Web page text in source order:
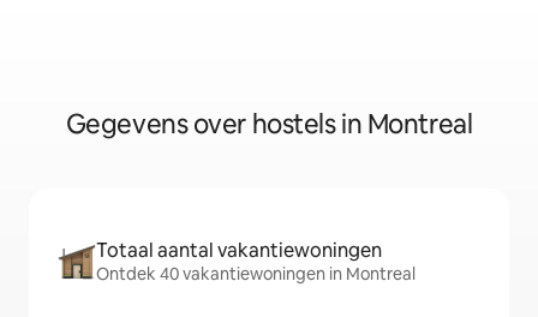
Gegevens over hostels in Montreal
Totaal aantal vakantiewoningen
Ontdek 40 vakantiewoningen in Montreal